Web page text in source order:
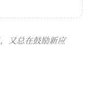
又总在鼓励新应